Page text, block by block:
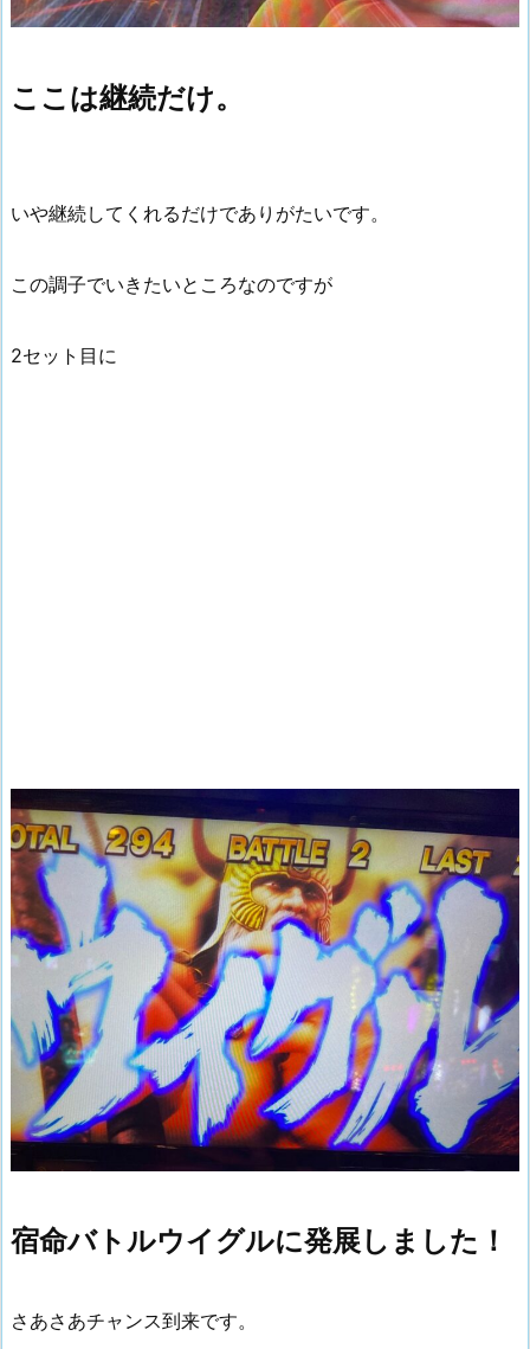
ここは継続だけ。
いや継続してくれるだけでありがたいです。
この調子でいきたいところなのですが
2セット目に
宿命バトルウイグルに発展しました！
さあさあチャンス到来です。